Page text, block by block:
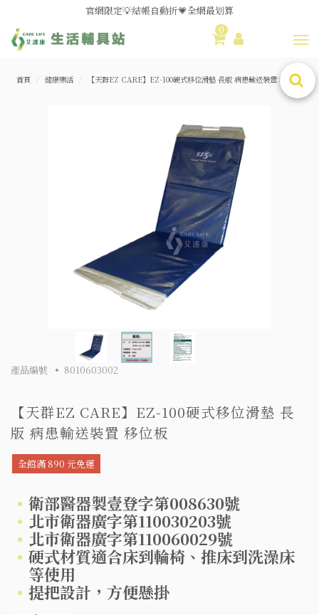
小心⚠️自製「蒸鼻器」不慎恐釀燙傷💫用對噴霧器💫緩解鼻塞
血壓原來要這樣量😮關鍵1️⃣點
B型流感來勢洶洶🦠噴霧機/霧化器現貨供應中😮‍💨
舊換新方案👍好評不斷~🆕品項更新中
😆備餐原來可以這麼輕鬆🎌KEWPIE介護食🍱營養均衡
0
首頁 健康樂活 【天群EZ CARE】EZ-100硬式移位滑墊 長版 病患輸送裝置 移位板
產品編號 8010603002
【天群EZ CARE】EZ-100硬式移位滑墊 長
版 病患輸送裝置 移位板
全館滿 890 元免運
衛部醫器製壹登字第008630號
北市衛器廣字第110030203號
北市衛器廣字第110060029號
硬式材質適合床到輪椅、推床到洗澡床
等使用
提把設計，方便懸掛